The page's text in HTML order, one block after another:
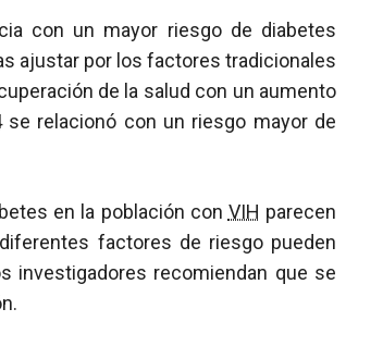
con un mayor riesgo de diabetes
ajustar por los factores tradicionales
de la salud con un aumento
se relacionó con un riesgo mayor de
en la población con VIH parecen
factores de riesgo pueden
investigadores recomiendan que se